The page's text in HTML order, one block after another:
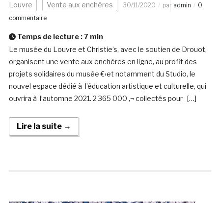
Louvre Vente aux enchères 30/11/2020 par admin
0
commentaire
Temps de lecture :7 min
Le musée du Louvre et Christie’s, avec le soutien de Drouot,
organisent une vente aux enchères en ligne, au profit des
projets solidaires du musée €‹et notamment du Studio, le
nouvel espace dédié à l’éducation artistique et culturelle, qui
ouvrira à l’automne 2021. 2 365 000 ‚¬ collectés pour […]
Lire la suite →